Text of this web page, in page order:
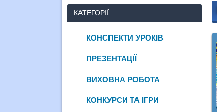
КАТЕГОРІЇ
КОНСПЕКТИ УРОКІВ
ПРЕЗЕНТАЦІЇ
ВИХОВНА РОБОТА
КОНКУРСИ ТА ІГРИ